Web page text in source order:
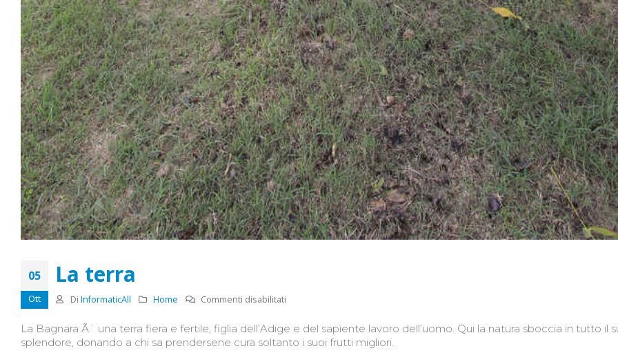
05
Ott
La terra
Di InformaticAll Home Commenti disabilitatisu
terra
La Bagnara Ã¨ una terra fiera e fertile, figlia dell’Adige e del sapiente lavoro dell’uomo. Qui la natura sboccia in tutto il
splendore, donando a chi sa prendersene cura soltanto i suoi frutti migliori.